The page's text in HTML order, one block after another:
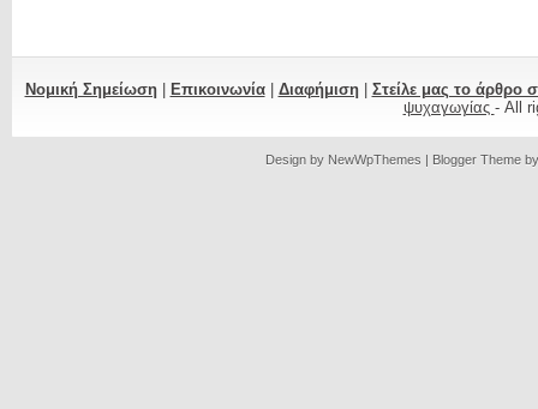
Νομική Σημείωση| Επικοινωνία| Διαφήμιση| Στείλε μας το άρθρο
ψυχαγωγίας - All
Design by NewWpThemes | Blogger Theme